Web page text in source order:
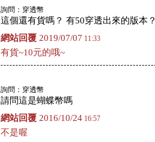
詢問 ：穿透幣
這個還有貨嗎？ 有50穿透出來的版本？
網站回覆 2019/07/07 11:33
有貨~10元的哦~
詢問 ：穿透幣
請問這是蝴蝶幣嗎
網站回覆 2016/10/24 16:57
不是喔